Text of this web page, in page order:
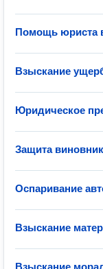
Помощь юриста
Взыскание
Юридическое
Защита
Оспаривание
Взыскание
Взыскание